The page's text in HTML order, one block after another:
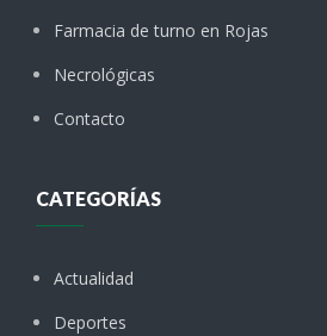
Farmacia de turno en Rojas
Necrológicas
Contacto
CATEGORÍAS
Actualidad
Deportes